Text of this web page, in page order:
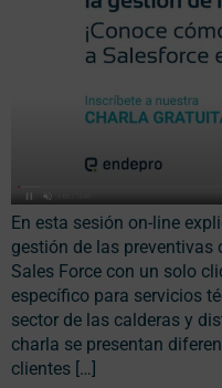
En esta sesión on-line
gestión de las preventivas
Sales Force con un solo
específico para servicios
sector de las calderas y
charla se presentan
clientes […]